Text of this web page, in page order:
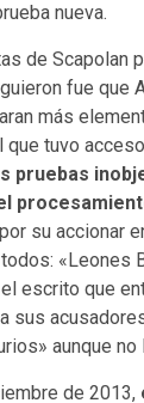
nueva.
de Scapolan
fue que
más
que tuvo acceso
pruebas
su accionar
«Leones
escrito que
sus
aunque no
de 2013,